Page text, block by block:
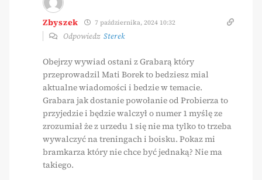
Zbyszek 7 października, 2024 10:32
Odpowiedz Sterek
Obejrzy wywiad ostani z Grabarą który
przeprowadzil Mati Borek to bedziesz mial
aktualne wiadomości i bedzie w temacie.
Grabara jak dostanie powołanie od Probierza to
przyjedzie i będzie walczył o numer 1 myślę ze
zrozumiał że z urzedu 1 się nie ma tylko to trzeba
wywalczyć na treningach i boisku. Pokaz mi
bramkarza który nie chce być jednaką? Nie ma
takiego.